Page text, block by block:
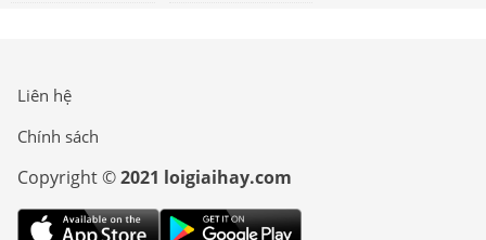
Liên hệ
Chính sách
Copyright ©2021 loigiaihay.com